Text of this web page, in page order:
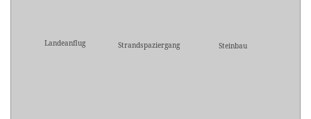
Landeanflug Strandspaziergang Steinbau